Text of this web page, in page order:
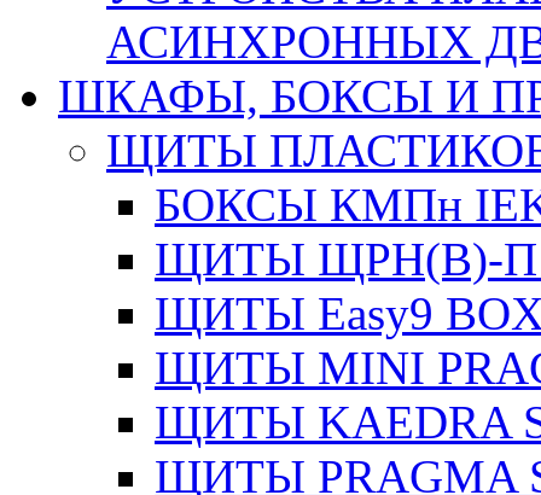
АСИНХРОННЫХ
ШКАФЫ, БОКСЫ И
ЩИТЫ
БОКСЫ КМПн
ЩИТЫ ЩРН(В)-П
ЩИТЫ Easy9 BOX
ЩИТЫ MINI
ЩИТЫ KAEDRA
ЩИТЫ PRAGMA